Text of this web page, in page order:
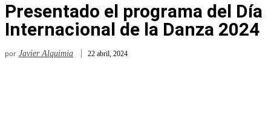
Presentado el programa del Día
Internacional de la Danza 2024
por Javier Alquimia 22 abril, 2024